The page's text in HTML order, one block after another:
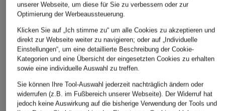
STILVOLLE EMPFEHLUNGEN FÜR SIE
unserer Webseite, um diese für Sie zu verbessern oder zur
Optimierung der Werbeaussteuerung.
Klicken Sie auf „Ich stimme zu“ um alle Cookies zu akzeptieren und
direkt zur Webseite weiter zu navigieren; oder auf „Individuelle
Einstellungen“, um eine detaillierte Beschreibung der Cookie-
Kategorien und eine Übersicht der eingesetzten Cookies zu erhalten
sowie eine individuelle Auswahl zu treffen.
Sie können Ihre Tool-Auswahl jederzeit nachträglich ändern oder
widerrufen (z.B. im Fußbereich unserer Webseite). Der Widerruf hat
jedoch keine Auswirkung auf die bisherige Verwendung der Tools und